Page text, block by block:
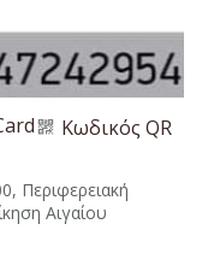
Κωδικός QR
Περιφερειακή
Αιγαίου